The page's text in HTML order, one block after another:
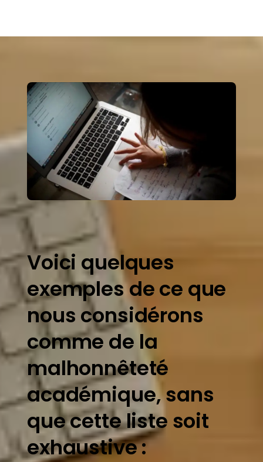
Voici quelques
exemples de ce que
nous considérons
comme de la
malhonnêteté
académique, sans
que cette liste soit
exhaustive :